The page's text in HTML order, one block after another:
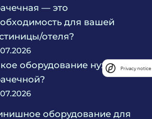
— это
для вашей
отеля?
оборудование нужно для
оборудование для
Privacy notice